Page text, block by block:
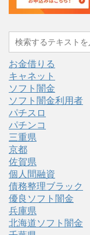
お金借りる
キャネット
ソフト闇金
ソフト闇金利用者
パチスロ
パチンコ
三重県
京都
佐賀県
個人間融資
債務整理ブラック
優良ソフト闇金
兵庫県
北海道ソフト闇金